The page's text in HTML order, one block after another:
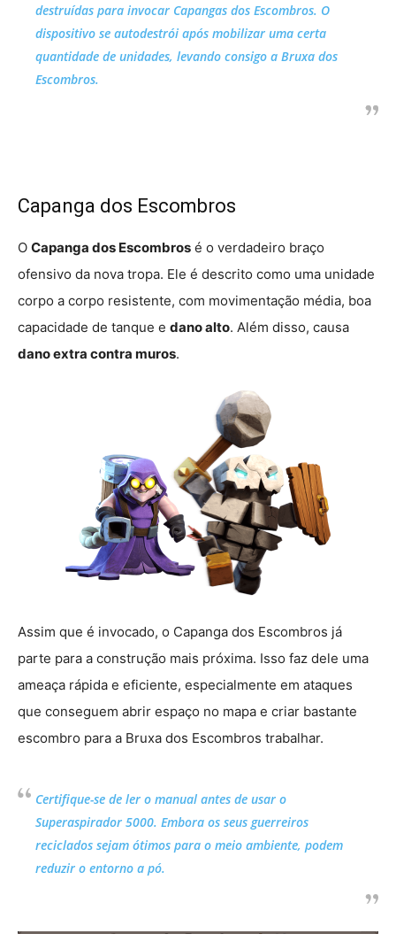
destruídas para invocar Capangas dos Escombros. O
dispositivo se autodestrói após mobilizar uma certa
quantidade de unidades, levando consigo a Bruxa dos
Escombros.
Capanga dos Escombros
O Capanga dos Escombros é o verdadeiro braço
ofensivo da nova tropa. Ele é descrito como uma unidade
corpo a corpo resistente, com movimentação média, boa
capacidade de tanque e dano alto. Além disso, causa
dano extra contra muros.
Assim que é invocado, o Capanga dos Escombros já
parte para a construção mais próxima. Isso faz dele uma
ameaça rápida e eficiente, especialmente em ataques
que conseguem abrir espaço no mapa e criar bastante
escombro para a Bruxa dos Escombros trabalhar.
Certifique-se de ler o manual antes de usar o
Superaspirador 5000. Embora os seus guerreiros
reciclados sejam ótimos para o meio ambiente, podem
reduzir o entorno a pó.